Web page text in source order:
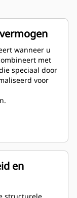
wanneer u
met
speciaal door
voor
de laadbak. De
hiel zorgt
van de
is het
en